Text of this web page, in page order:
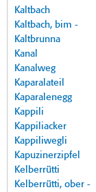
Kaltbach
Kaltbach, bim -
Kaltbrunna
Kanal
Kanalweg
Kaparalateil
Kaparalenegg
Kappili
Kappiliacker
Kappiliwegli
Kapuzinerzipfel
Kelberrütti
Kelberrütti, ober -